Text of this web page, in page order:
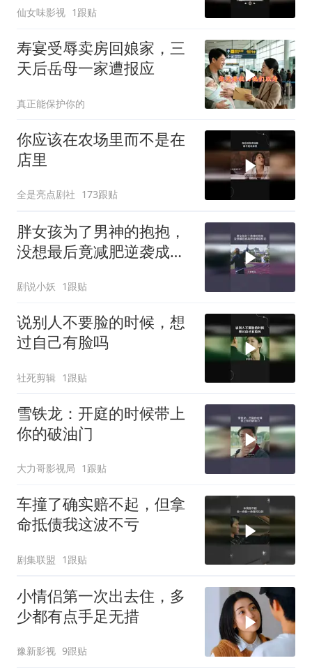
仙女味影视 1跟贴
寿宴受辱卖房回娘家，三
天后岳母一家遭报应
真正能保护你的
你应该在农场里而不是在
店里
全是亮点剧社 173跟贴
胖女孩为了男神的抱抱，
没想最后竟减肥逆袭成校
剧说小妖 1跟贴
说别人不要脸的时候，想
过自己有脸吗
社死剪辑 1跟贴
雪铁龙：开庭的时候带上
你的破油门
大力哥影视局 1跟贴
车撞了确实赔不起，但拿
命抵债我这波不亏
剧集联盟 1跟贴
小情侣第一次出去住，多
少都有点手足无措
豫新影视 9跟贴